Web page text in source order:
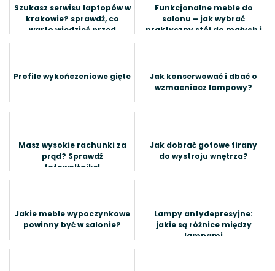
Szukasz serwisu laptopów w
krakowie? sprawdź, co
warto wiedzieć przed
Funkcjonalne meble do
salonu – jak wybrać
praktyczny stół do małych i
Profile wykończeniowe gięte
Jak konserwować i dbać o
wzmacniacz lampowy?
Masz wysokie rachunki za
prąd? Sprawdź
fotowoltaikę!
Jak dobrać gotowe firany
do wystroju wnętrza?
Jakie meble wypoczynkowe
powinny być w salonie?
Lampy antydepresyjne:
jakie są różnice między
lampami